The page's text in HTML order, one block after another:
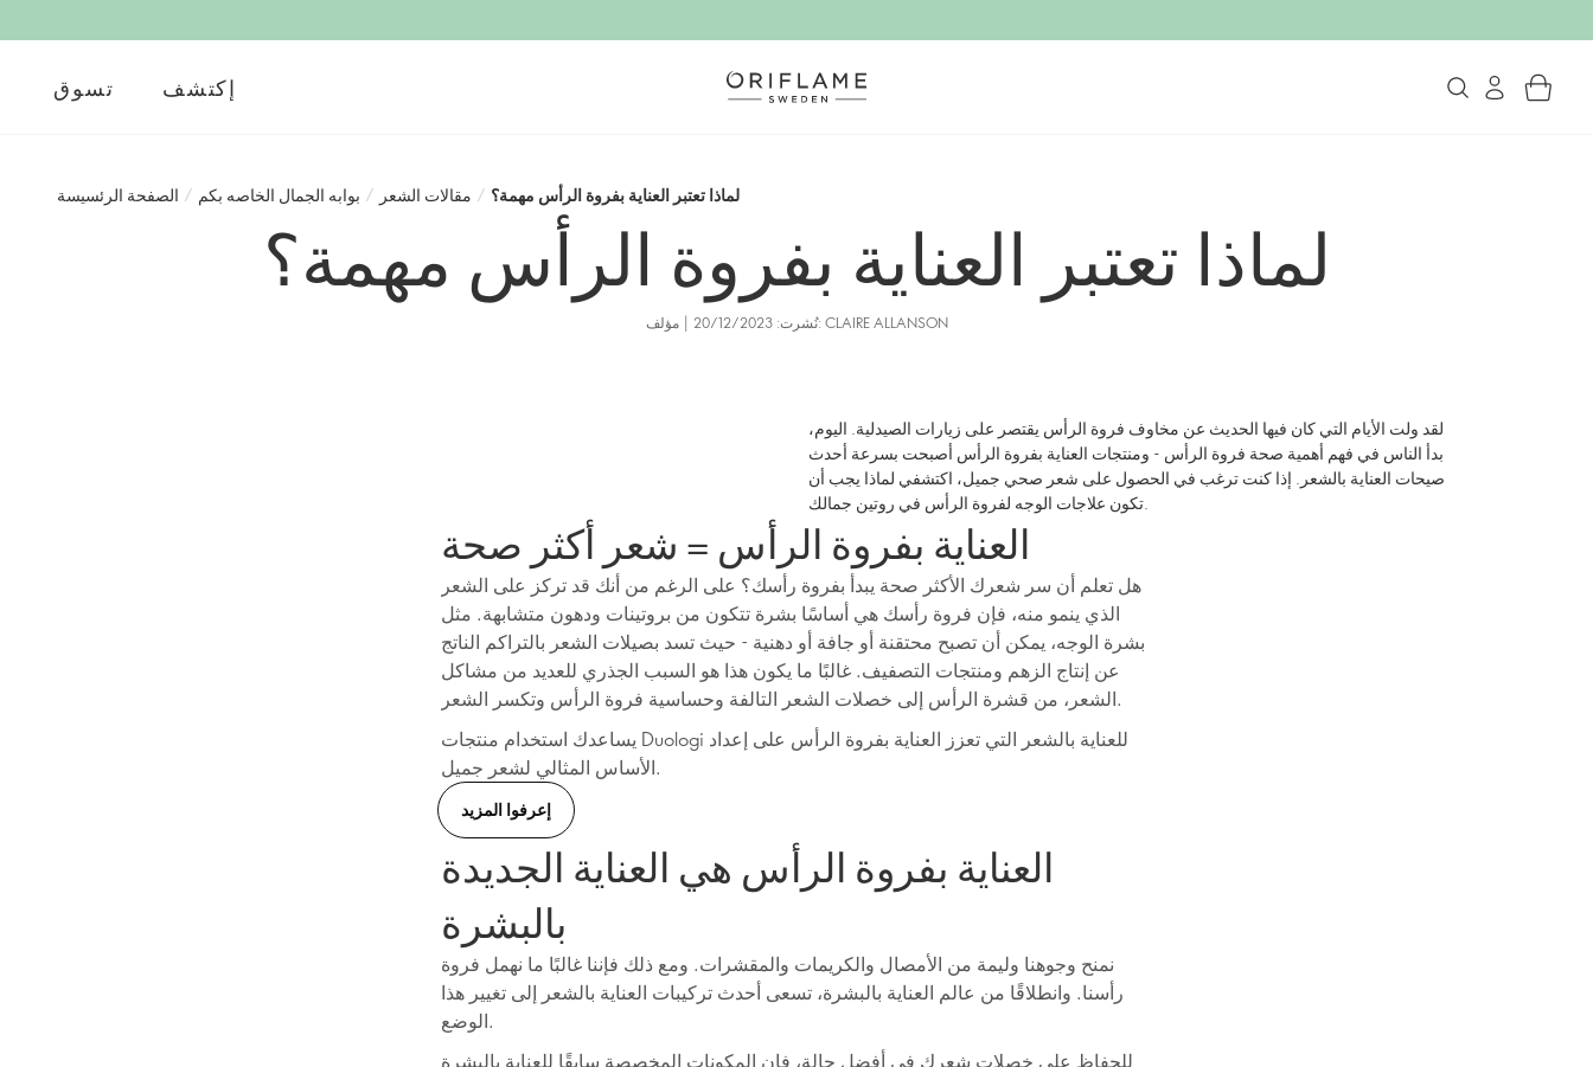
تسوق إكتشف
الصفحة الرئسيسة / بوابه الجمال الخاصه بكم / مقالات الشعر / لماذا تعتبر العناية بفروة الرأس مهمة؟
لماذا تعتبر العناية بفروة الرأس مهمة؟
نُشرت: 20/12/2023 | مؤلف: CLAIRE ALLANSON
لقد ولت الأيام التي كان فيها الحديث عن مخاوف فروة الرأس يقتصر على زيارات الصيدلية. اليوم،
بدأ الناس في فهم أهمية صحة فروة الرأس - ومنتجات العناية بفروة الرأس أصبحت بسرعة أحدث
صيحات العناية بالشعر. إذا كنت ترغب في الحصول على شعر صحي جميل، اكتشفي لماذا يجب أن
تكون علاجات الوجه لفروة الرأس في روتين جمالك.
العناية بفروة الرأس = شعر أكثر صحة
هل تعلم أن سر شعرك الأكثر صحة يبدأ بفروة رأسك؟ على الرغم من أنك قد تركز على الشعر
الذي ينمو منه، فإن فروة رأسك هي أساسًا بشرة تتكون من بروتينات ودهون متشابهة. مثل
بشرة الوجه، يمكن أن تصبح محتقنة أو جافة أو دهنية - حيث تسد بصيلات الشعر بالتراكم الناتج
عن إنتاج الزهم ومنتجات التصفيف. غالبًا ما يكون هذا هو السبب الجذري للعديد من مشاكل
الشعر، من قشرة الرأس إلى خصلات الشعر التالفة وحساسية فروة الرأس وتكسر الشعر.
يساعدك استخدام منتجات Duologi للعناية بالشعر التي تعزز العناية بفروة الرأس على إعداد
الأساس المثالي لشعر جميل.
إعرفوا المزيد
العناية بفروة الرأس هي العناية الجديدة
بالبشرة
نمنح وجوهنا وليمة من الأمصال والكريمات والمقشرات. ومع ذلك فإننا غالبًا ما نهمل فروة
رأسنا. وانطلاقًا من عالم العناية بالبشرة، تسعى أحدث تركيبات العناية بالشعر إلى تغيير هذا
الوضع.
للحفاظ على خصلات شعرك في أفضل حالة، فإن المكونات المخصصة سابقًا للعناية بالبشرة